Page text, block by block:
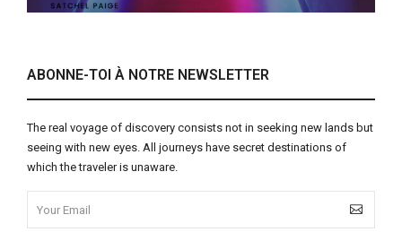
ABONNE-TOI À NOTRE NEWSLETTER
The real voyage of discovery consists not in seeking new lands but
seeing with new eyes. All journeys have secret destinations of
which the traveler is unaware.